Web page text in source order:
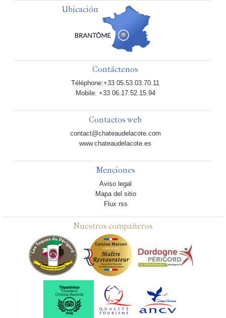
Ubicación
Contáctenos
Téléphone:+33 05.53.03.70.11
Mobile: +33 06.17.52.15.94
Contactos web
contact@chateaudelacote.com
www.chateaudelacote.es
Menciones
Aviso legal
Mapa del sitio
Flux rss
Nuestros compañeros